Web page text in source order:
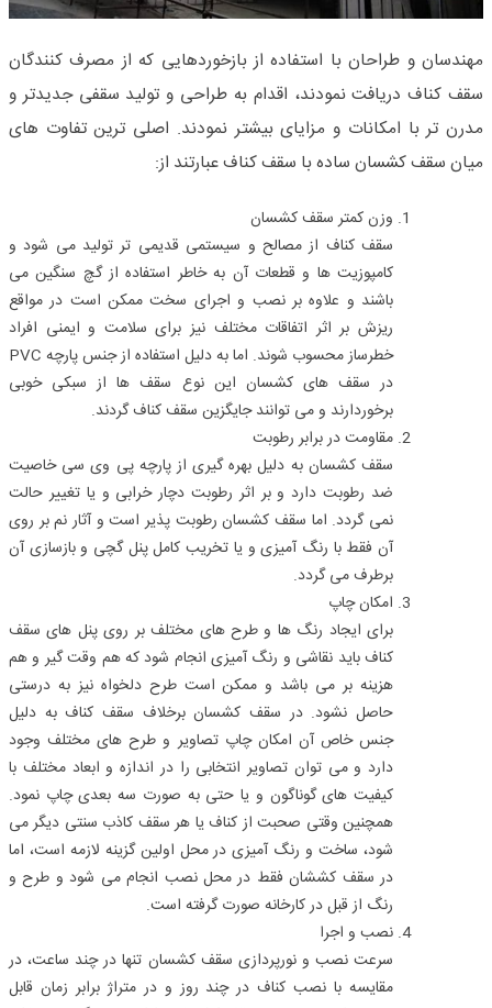
مهندسان و طراحان با استفاده از بازخوردهایی که از مصرف کنندگان
سقف کناف دریافت نمودند، اقدام به طراحی و تولید سقفی جدیدتر و
مدرن‌ تر با امکانات و مزایای بیشتر نمودند. اصلی‌ ترین تفاوت‌ های
میان سقف کشسان ساده با سقف کناف عبارتند از:
وزن کمتر سقف کشسان
سقف کناف از مصالح و سیستمی قدیمی‌ تر تولید می‌ شود و
کامپوزیت‌ ها و قطعات آن به خاطر استفاده از گچ سنگین می‌
باشند و علاوه بر نصب و اجرای سخت ممکن است در مواقع
ریزش بر اثر اتفاقات مختلف نیز برای سلامت و ایمنی افراد
خطرساز محسوب شوند. اما به دلیل استفاده از جنس پارچه PVC
در سقف‌ های کشسان این نوع سقف‌ ها از سبکی خوبی
برخوردارند و می‌ توانند جایگزین سقف کناف گردند.
مقاومت در برابر رطوبت
سقف کشسان به دلیل بهره گیری از پارچه پی وی سی خاصیت
ضد رطوبت دارد و بر اثر رطوبت دچار خرابی و یا تغییر حالت
نمی‌ گردد. اما سقف کشسان رطوبت پذیر است و آثار نم بر روی
آن فقط با رنگ آمیزی و یا تخریب کامل پنل گچی و بازسازی آن
برطرف می‌ گردد.
امکان چاپ
برای ایجاد رنگ‌ ها و طرح‌ های مختلف بر روی پنل‌ های سقف
کناف باید نقاشی و رنگ آمیزی انجام شود که هم وقت‌ گیر و هم
هزینه‌ بر می‌ باشد و ممکن است طرح دلخواه نیز به درستی
حاصل نشود. در سقف کشسان برخلاف سقف کناف به دلیل
جنس خاص آن امکان چاپ تصاویر و طرح‌ های مختلف وجود
دارد و می‌ توان تصاویر انتخابی را در اندازه و ابعاد مختلف با
کیفیت‌ های گوناگون و یا حتی به صورت سه بعدی چاپ نمود.
همچنین وقتی صحبت از کناف یا هر سقف کاذب سنتی دیگر می‌
شود، ساخت و رنگ آمیزی در محل اولین گزینه لازمه است، اما
در سقف کششان فقط در محل نصب انجام می‌ شود و طرح و
رنگ از قبل در کارخانه صورت گرفته است.
نصب و اجرا
سرعت نصب و نورپردازی سقف کشسان تنها در چند ساعت، در
مقایسه با نصب کناف در چند روز و در متراژ برابر زمان قابل